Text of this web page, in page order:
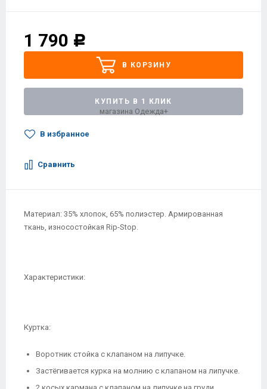
1 790 Р
В КОРЗИНУ
КУПИТЬ В 1 КЛИК
В избранное
Сравнить
Материал: 35% хлопок, 65% полиэстер. Армированная
ткань, износостойкая Rip-Stop.
Характеристики:
Куртка:
Воротник стойка с клапаном на липучке.
Застёгивается курка на молнию с клапаном на липучке.